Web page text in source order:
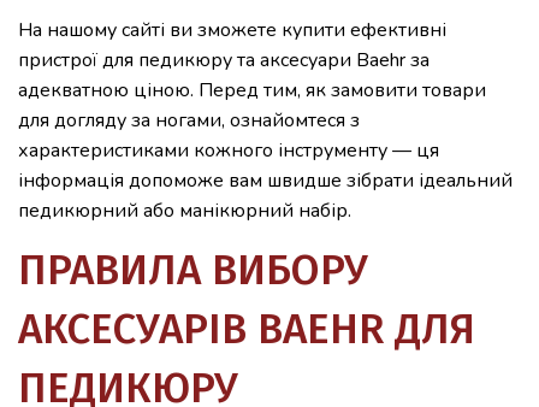
На нашому сайті ви зможете купити ефективні
пристрої для педикюру та аксесуари Baehr за
адекватною ціною. Перед тим, як замовити товари
для догляду за ногами, ознайомтеся з
характеристиками кожного інструменту — ця
інформація допоможе вам швидше зібрати ідеальний
педикюрний або манікюрний набір.
ПРАВИЛА ВИБОРУ
АКСЕСУАРІВ BAEHR ДЛЯ
ПЕДИКЮРУ